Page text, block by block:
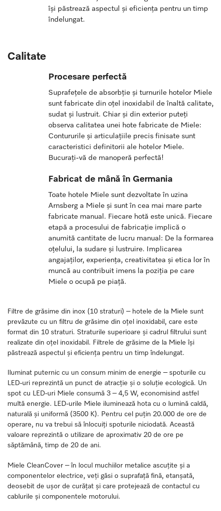
își păstrează aspectul și eficiența pentru un timp
îndelungat.
Calitate
Procesare perfectă
Suprafețele de absorbție și turnurile hotelor Miele
sunt fabricate din oțel inoxidabil de înaltă calitate,
sudat și lustruit. Chiar și din exterior puteți
observa calitatea unei hote fabricate de Miele:
Contururile și articulațiile precis finisate sunt
caracteristici definitorii ale hotelor Miele.
Bucurați-vă de manoperă perfectă!
Fabricat de mână în Germania
Toate hotele Miele sunt dezvoltate în uzina
Arnsberg a Miele și sunt în cea mai mare parte
fabricate manual. Fiecare hotă este unică. Fiecare
etapă a procesului de fabricație implică o
anumită cantitate de lucru manual: De la formarea
oțelului, la sudare și lustruire. Implicarea
angajaților, experiența, creativitatea și etica lor în
muncă au contribuit imens la poziția pe care
Miele o ocupă pe piață.
Filtre de grăsime din inox (10 straturi) – hotele de la Miele sunt
prevăzute cu un filtru de grăsime din oțel inoxidabil, care este
format din 10 straturi. Straturile superioare și cadrul filtrului sunt
realizate din oțel inoxidabil. Filtrele de grăsime de la Miele își
păstrează aspectul și eficiența pentru un timp îndelungat.
Iluminat puternic cu un consum minim de energie – spoturile cu
LED-uri reprezintă un punct de atracție și o soluție ecologică. Un
spot cu LED-uri Miele consumă 3 – 4,5 W, economisind astfel
multă energie. LED-urile Miele iluminează hota cu o lumină caldă,
naturală și uniformă (3500 K). Pentru cel puțin 20.000 de ore de
operare, nu va trebui să înlocuiți spoturile niciodată. Această
valoare reprezintă o utilizare de aproximativ 20 de ore pe
săptămână, timp de 20 de ani.
Miele CleanCover – în locul muchiilor metalice ascuțite și a
componentelor electrice, veți găsi o suprafață fină, etanșată,
deosebit de ușor de curățat și care protejează de contactul cu
cablurile și componentele motorului.